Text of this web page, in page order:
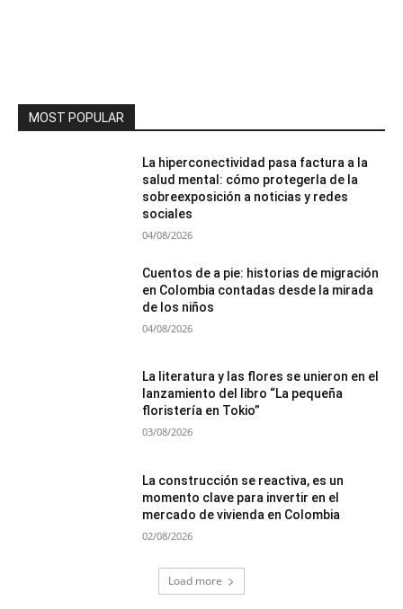
MOST POPULAR
La hiperconectividad pasa factura a la
salud mental: cómo protegerla de la
sobreexposición a noticias y redes
sociales
04/08/2026
Cuentos de a pie: historias de migración
en Colombia contadas desde la mirada
de los niños
04/08/2026
La literatura y las flores se unieron en el
lanzamiento del libro “La pequeña
floristería en Tokio”
03/08/2026
La construcción se reactiva, es un
momento clave para invertir en el
mercado de vivienda en Colombia
02/08/2026
Load more